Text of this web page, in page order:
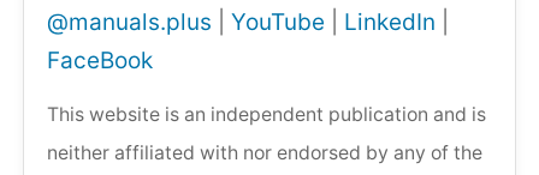
@manuals.plus
YouTube LinkedIn
FaceBook
This website is an independent publication and is
neither affiliated with nor endorsed by any of the